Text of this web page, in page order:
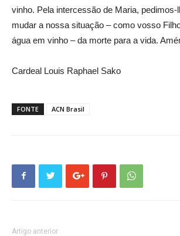
vinho. Pela intercessão de Maria, pedimos-
mudar a nossa situação – como vosso
água em vinho – da morte para a vida.
Cardeal Louis Raphael Sako
FONTE ACN Brasil
Artigo anterior